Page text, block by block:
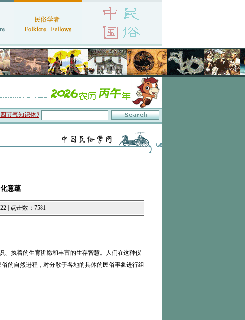
气知识体系与数字叙事”研讨会在京召开 ·中国民俗学会第十一届代表大会暨2026年年会征文
意蕴
| 点击数：7581
、执着的生育祈愿和丰富的生存智慧。人们在这种仪
的自然进程，对分散于各地的具体的民俗事象进行组